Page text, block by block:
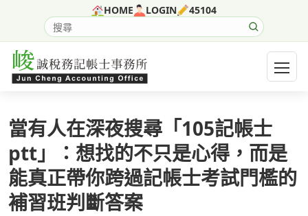
HOME LOGIN 45104
搜尋網站內容
開啟
當有人在深夜搜尋「105記帳士
ptt」：想找的不只是心得，而是
能真正帶你跨過記帳士考試門檻的
補習班判斷答案